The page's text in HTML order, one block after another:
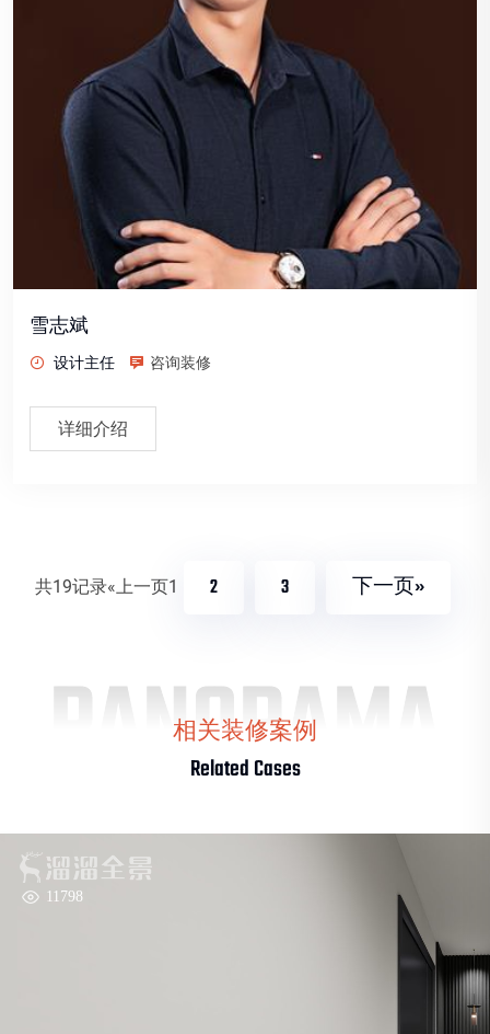
雪志斌
设计主任 咨询装修
详细介绍
共19记录«上一页1 2 3 下一页»
相关装修案例
Related Cases
PANORAMA